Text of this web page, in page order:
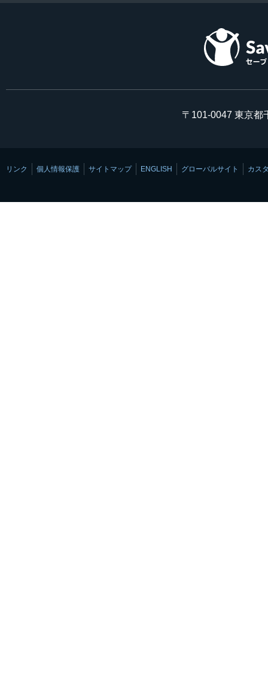
〒101-0047 東京都
リンク 個人情報保護 サイトマップ ENGLISH グローバルサイト カス